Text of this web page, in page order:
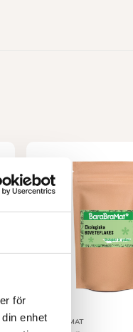
för
enhetBARABRAMAT